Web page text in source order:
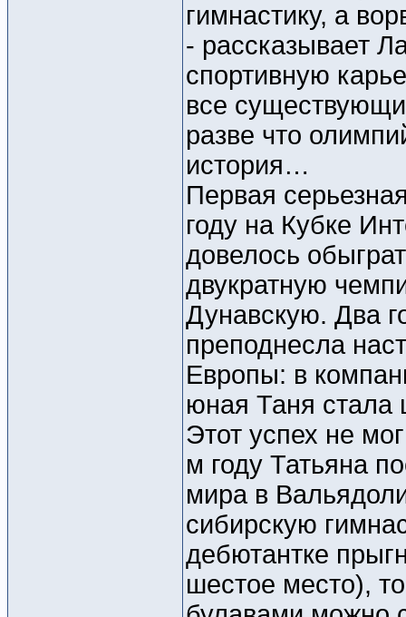
гимнастику, а
- рассказывает
спортивную
все
разве что
история…
Первая
году на Кубке
довелось
двукратную
Дунавскую. Два
преподнесла
Европы: в
юная Таня стала
Этот успех не
м году Татьяна
мира в
сибирскую
дебютантке
шестое место),